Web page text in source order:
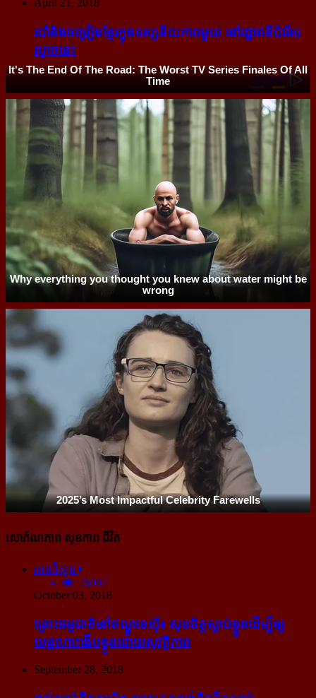
របាំ​និង​ចម្រៀង​ខ្មែរ​ក្នុង​ទស្សនីយភាព​មួយ នៅ​រដ្ឋធានី​ប៉ារីស​
ល្ងាច​នេះ
សោភ័ណភាព សុខភាព ជីវិត
អានពិស្ដារ
26007
October 03, 2018
គ្រោះធម្មជាតិនៅឥណ្ឌូនេស៊ី៖ សុខចិត្ត​ស្លាប់​ខ្លួន​ដើម្បី​ឲ្យ​
យន្ដហោះ​ងើប​ខ្លួន​ដោយ​សុវត្ថិភាព
September 28, 2018